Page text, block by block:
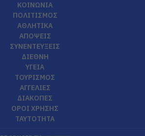
ΚΟΙΝΩΝΙΑ
ΠΟΛΙΤΙΣΜΟΣ
ΑΘΛΗΤΙΚΑ
ΑΠΟΨΕΙΣ
ΣΥΝΕΝΤΕΥΞΕΙΣ
ΔΙΕΘΝΗ
ΥΓΕΙΑ
ΤΟΥΡΙΣΜΟΣ
ΑΓΓΕΛΙΕΣ
ΔΙΑΚΟΠΕΣ
ΟΡΟΙ ΧΡΗΣΗΣ
ΤΑΥΤΟΤΗΤΑ